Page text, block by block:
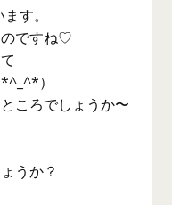
す。
ですね♡
）
ころでしょうか〜
うか？